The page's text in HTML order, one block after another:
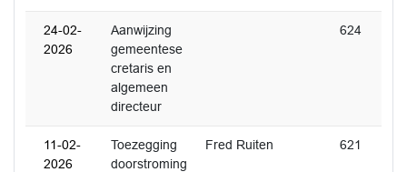
24-02-
2026
Aanwijzing
gemeentese
cretaris en
algemeen
directeur
624
11-02-
2026
Toezegging
doorstroming
Fred Ruiten 621